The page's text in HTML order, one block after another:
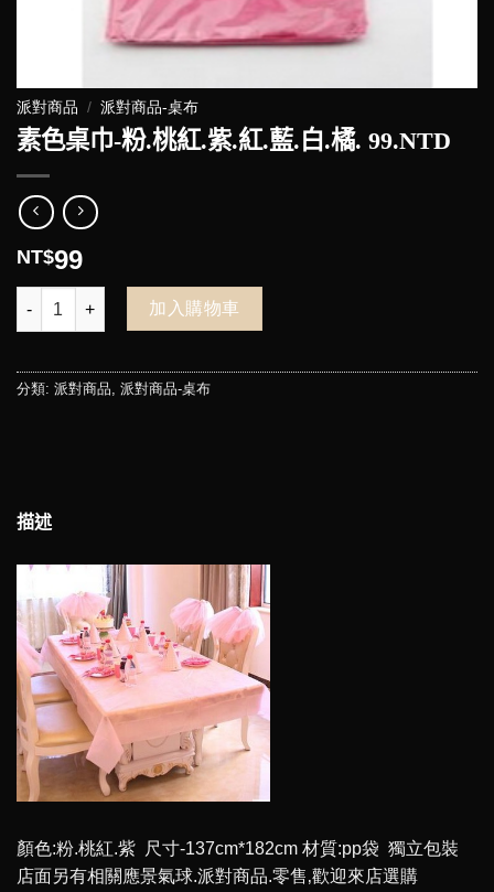
派對商品 / 派對商品-桌布
素色桌巾-粉.桃紅.紫.紅.藍.白.橘. 99.NTD
NT$99
素色桌巾-粉.桃紅.紫.紅.藍.白.橘. 99.NTD 數量
加入購物車
分類: 派對商品, 派對商品-桌布
描述
顏色:粉.桃紅.紫 尺寸-137cm*182cm 材質:pp袋 獨立包裝
​店面另有相關應景氣球.派對商品.零售‚歡迎來店選購